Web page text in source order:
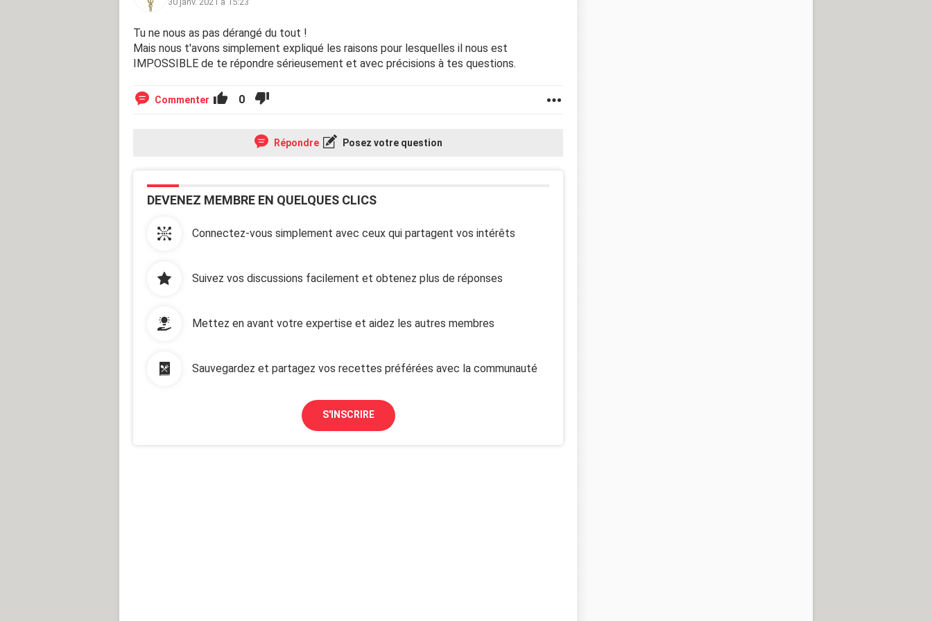
Tu ne nous as pas dérangé du tout !
Mais nous t'avons simplement expliqué les raisons pour lesquelles il nous est
IMPOSSIBLE de te répondre sérieusement et avec précisions à tes questions.
Commenter 0
Répondre Posez votre question
DEVENEZ MEMBRE EN QUELQUES CLICS
Connectez-vous simplement avec ceux qui partagent vos intérêts
Suivez vos discussions facilement et obtenez plus de réponses
Mettez en avant votre expertise et aidez les autres membres
Sauvegardez et partagez vos recettes préférées avec la communauté
S'INSCRIRE